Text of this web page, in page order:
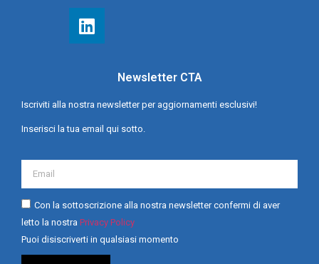
Newsletter CTA
Iscriviti alla nostra newsletter per aggiornamenti esclusivi!
Inserisci la tua email qui sotto.
Con la sottoscrizione alla nostra newsletter confermi di aver
letto la nostra Privacy Policy
Puoi disiscriverti in qualsiasi momento